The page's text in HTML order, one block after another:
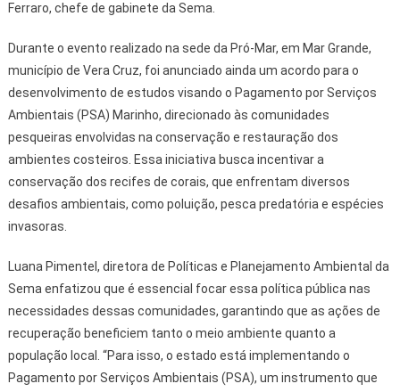
Ferraro, chefe de gabinete da Sema.
Durante o evento realizado na sede da Pró-Mar, em Mar Grande,
município de Vera Cruz, foi anunciado ainda um acordo para o
desenvolvimento de estudos visando o Pagamento por Serviços
Ambientais (PSA) Marinho, direcionado às comunidades
pesqueiras envolvidas na conservação e restauração dos
ambientes costeiros. Essa iniciativa busca incentivar a
conservação dos recifes de corais, que enfrentam diversos
desafios ambientais, como poluição, pesca predatória e espécies
invasoras.
Luana Pimentel, diretora de Políticas e Planejamento Ambiental da
Sema enfatizou que é essencial focar essa política pública nas
necessidades dessas comunidades, garantindo que as ações de
recuperação beneficiem tanto o meio ambiente quanto a
população local. “Para isso, o estado está implementando o
Pagamento por Serviços Ambientais (PSA), um instrumento que